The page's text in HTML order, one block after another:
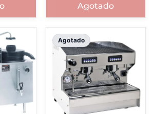
Agotado
Agotado